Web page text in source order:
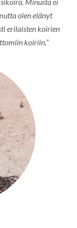
olen elänyt
erilaisten koirien
koiriin.”